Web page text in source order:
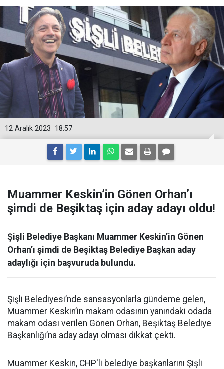
18:57
12 Aralık 2023
Muammer Keskin’in Gönen Orhan’ı
şimdi de Beşiktaş için aday adayı oldu!
Şişli Belediye Başkanı Muammer Keskin’in Gönen
Orhan’ı şimdi de Beşiktaş Belediye Başkan aday
adaylığı için başvuruda bulundu.
Şişli Belediyesi’nde sansasyonlarla gündeme gelen,
Muammer Keskin’in makam odasının yanındaki odada
makam odası verilen Gönen Orhan, Beşiktaş Belediye
Başkanlığı’na aday adayı olması dikkat çekti.
Muammer Keskin, CHP'li belediye başkanlarını Şişli